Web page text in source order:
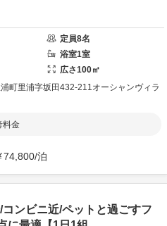
定員8名
浴室1室
広さ100㎡
町里浦字坂田432-211オーシャンヴィラ
料金
74,800/泊
ンビニ近/ペットと過ごすフ